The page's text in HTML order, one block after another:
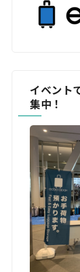
イベント
集中！